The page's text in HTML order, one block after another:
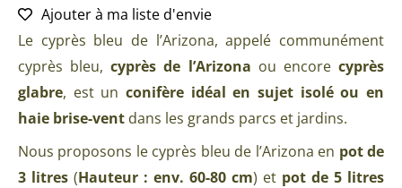
Ajouter à ma liste d'envie
Le cyprès bleu de l’Arizona, appelé communément
cyprès bleu,cyprès de l’Arizona ou encorecyprès
glabre, est un conifère idéal en sujet isolé ou en
haie brise-vent dans les grands parcs et jardins.
Nous proposons le cyprès bleu de l’Arizona en pot de
3 litres (Hauteur : env. 60-80 cm) et pot de 5 litres